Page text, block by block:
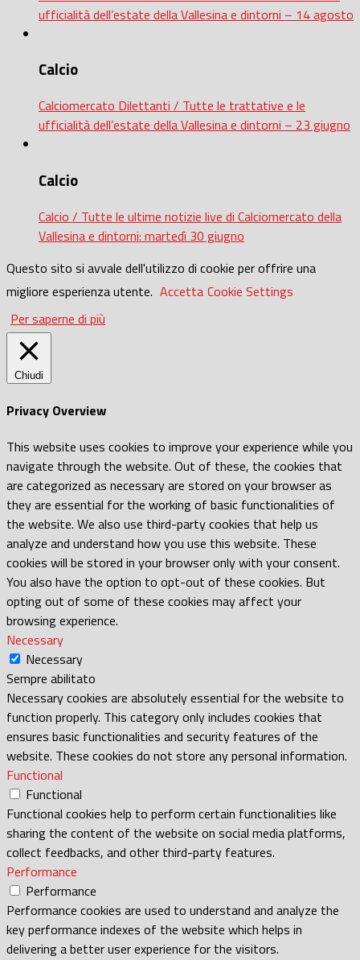
ufficialità dell’estate della Vallesina e dintorni – 14 agosto
Calcio
Calciomercato Dilettanti / Tutte le trattative e le
ufficialità dell’estate della Vallesina e dintorni – 23 giugno
Calcio
Calcio / Tutte le ultime notizie live di Calciomercato della
Vallesina e dintorni: martedì 30 giugno
Questo sito si avvale dell'utilizzo di cookie per offrire una
migliore esperienza utente. Accetta Cookie Settings
Per saperne di più
Chiudi
Privacy Overview
This website uses cookies to improve your experience while you
navigate through the website. Out of these, the cookies that
are categorized as necessary are stored on your browser as
they are essential for the working of basic functionalities of
the website. We also use third-party cookies that help us
analyze and understand how you use this website. These
cookies will be stored in your browser only with your consent.
You also have the option to opt-out of these cookies. But
opting out of some of these cookies may affect your
browsing experience.
Necessary
Necessary
Sempre abilitato
Necessary cookies are absolutely essential for the website to
function properly. This category only includes cookies that
ensures basic functionalities and security features of the
website. These cookies do not store any personal information.
Functional
Functional
Functional cookies help to perform certain functionalities like
sharing the content of the website on social media platforms,
collect feedbacks, and other third-party features.
Performance
Performance
Performance cookies are used to understand and analyze the
key performance indexes of the website which helps in
delivering a better user experience for the visitors.